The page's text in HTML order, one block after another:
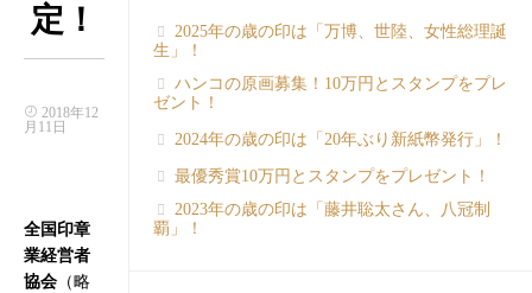
定！
2018年12
月11日
全国印章
業経営者
協会 （略
2025年の歳の印は「万博、世陸、女性総理誕
生」！
ハンコの原画募集！10万円とスタンプをプレ
ゼント！
2024年の歳の印は「20年ぶり新紙幣発行」！
最優秀賞10万円とスタンプをプレゼント！
2023年の歳の印は「藤井聡太さん、八冠制
覇」！